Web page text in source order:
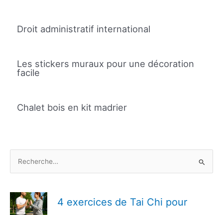
Droit administratif international
Les stickers muraux pour une décoration
facile
Chalet bois en kit madrier
h
e
4 exercices de Tai Chi pour